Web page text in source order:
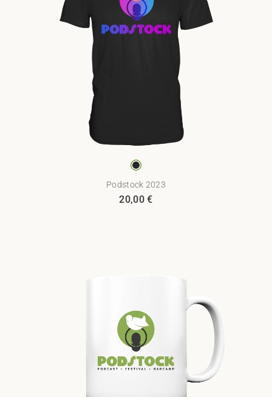
Podstock 2023
20,00€